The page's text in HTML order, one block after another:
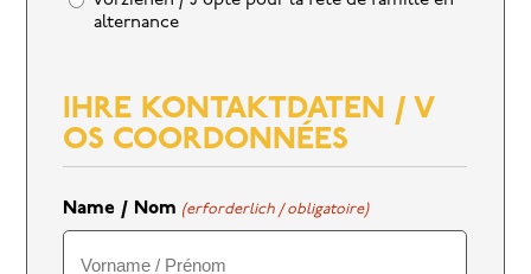
alternance
IHRE KONTAKTDATEN / V
OS COORDONNÉES
Name / Nom (erforderlich / obligatoire)